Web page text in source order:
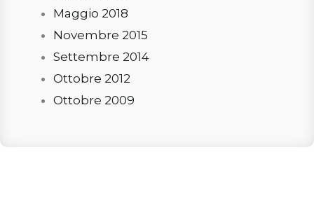
Maggio 2018
Novembre 2015
Settembre 2014
Ottobre 2012
Ottobre 2009